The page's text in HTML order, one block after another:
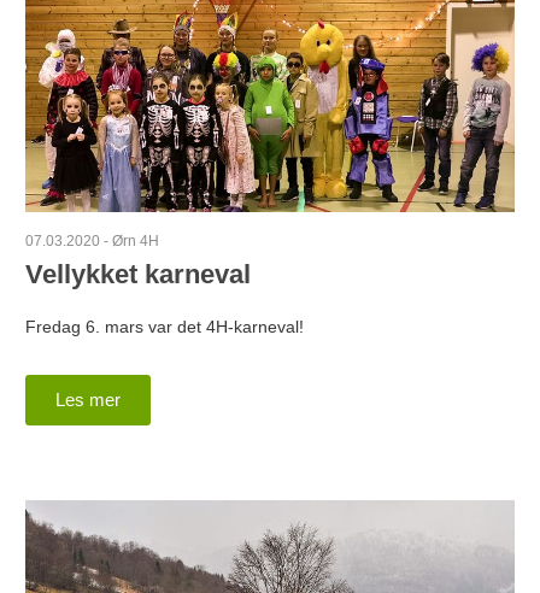
07.03.2020 -Ørn 4H
Vellykket karneval
Fredag 6. mars var det 4H-karneval!
Les mer